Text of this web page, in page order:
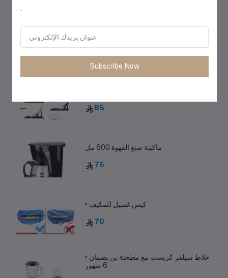
ترموس قهوة وشاي
85
ماكينة صنع القهوة 600 مل
75
• كيس غسيل للمكيف
70
• خلاط سيلفر كريست مع مطحنة بن بضمان
6 شهور
.
Subscribe Now